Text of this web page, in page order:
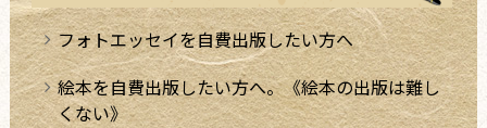
フォトエッセイを自費出版したい方へ
絵本を自費出版したい方へ。《絵本の出版は難し
くない》